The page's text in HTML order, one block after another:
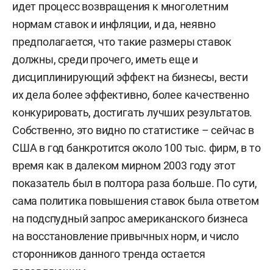
идет процесс возвращения к многолетним
нормам ставок и инфляции, и да, неявно
предполагается, что такие размеры ставок
должны, среди прочего, иметь еще и
дисциплинирующий эффект на бизнесы, вести
их дела более эффективно, более качественно
конкурировать, достигать лучших результатов.
Собственно, это видно по статистике – сейчас в
США в год банкротится около 100 тыс. фирм, в то
время как в далеком мирном 2003 году этот
показатель был в полтора раза больше. По сути,
сама политика повышения ставок была ответом
на подспудный запрос американского бизнеса
на восстановление привычных норм, и число
сторонников данного тренда остается